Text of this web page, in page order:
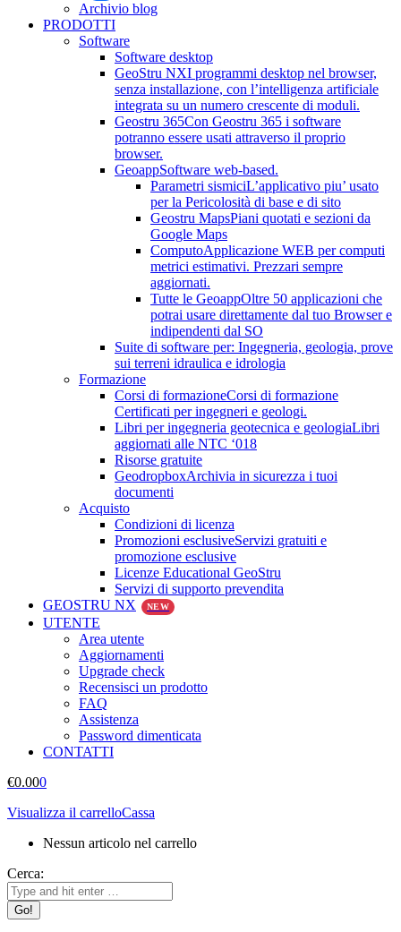
Archivio blog
PRODOTTI
Software
Software desktop
GeoStru NXI programmi desktop nel browser,
senza installazione, con l’intelligenza artificiale
integrata su un numero crescente di moduli.
Geostru 365Con Geostru 365 i software
potranno essere usati attraverso il proprio
browser.
GeoappSoftware web-based.
Parametri sismiciL’applicativo piu’ usato
per la Pericolosità di base e di sito
Geostru MapsPiani quotati e sezioni da
Google Maps
ComputoApplicazione WEB per computi
metrici estimativi. Prezzari sempre
aggiornati.
Tutte le GeoappOltre 50 applicazioni che
potrai usare direttamente dal tuo Browser e
indipendenti dal SO
Suite di software per: Ingegneria, geologia, prove
sui terreni idraulica e idrologia
Formazione
Corsi di formazioneCorsi di formazione
Certificati per ingegneri e geologi.
Libri per ingegneria geotecnica e geologiaLibri
aggiornati alle NTC ‘018
Risorse gratuite
GeodropboxArchivia in sicurezza i tuoi
documenti
Acquisto
Condizioni di licenza
Promozioni esclusiveServizi gratuiti e
promozione esclusive
Licenze Educational GeoStru
Servizi di supporto prevendita
GEOSTRU NX
NEW
UTENTE
Area utente
Aggiornamenti
Upgrade check
Recensisci un prodotto
FAQ
Assistenza
Password dimenticata
CONTATTI
€0.000
Visualizza il carrelloCassa
Nessun articolo nel carrello
Cerca: